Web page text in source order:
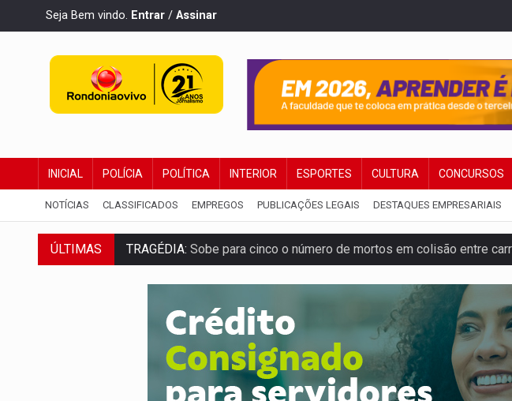
Seja Bem vindo. Entrar / Assinar
INICIAL POLÍCIA POLÍTICA INTERIOR ESPORTES CULTURA CONCURSOS
NOTÍCIAS CLASSIFICADOS EMPREGOS PUBLICAÇÕES LEGAIS DESTAQUES EMPRESARIAIS
ÚLTIMAS TRAGÉDIA: Sobe para cinco o número de mortos em colisão entre
TRANSPORTE DE ARROZ:MPF assegura cumprimento da legislação
DEEPFAKE: Sancionada lei contra violência sexual infantil na internet e
COLEGIADO: Brasil e Rússia discutem energia nuclear, defesa e
URGENTE:Colisão entre caminhão e carro deixa quatro mortos e um